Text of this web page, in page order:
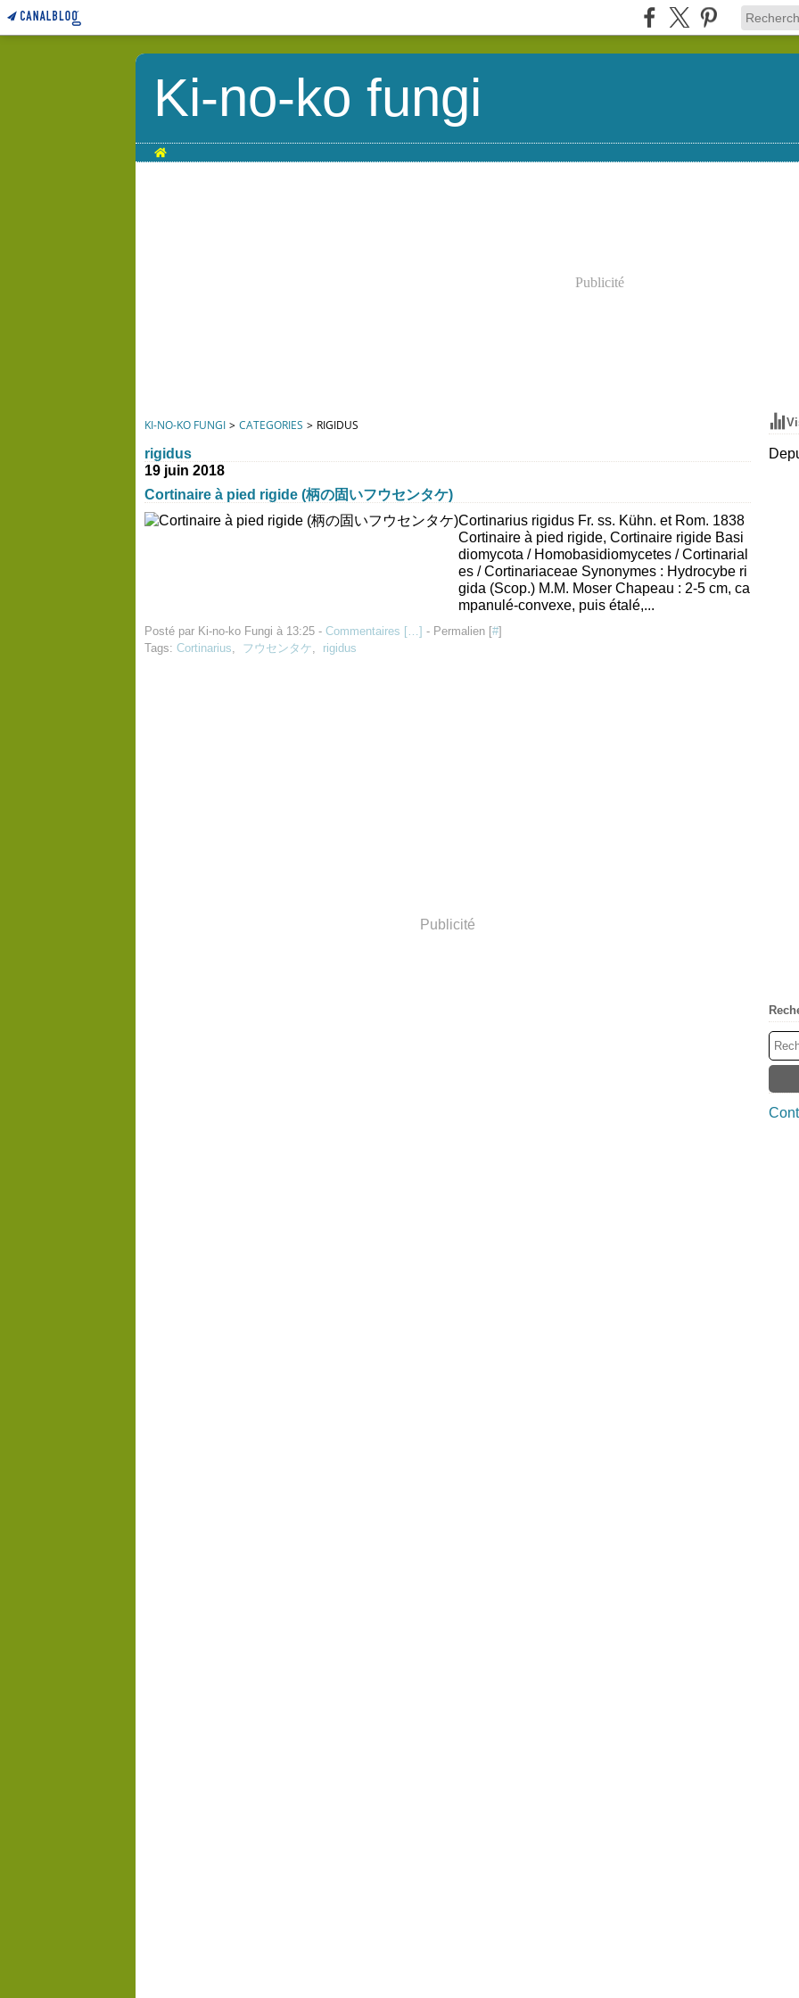
Ki-no-ko fungi
Home
Publicité
KI-NO-KO FUNGI > CATEGORIES > RIGIDUS
rigidus
19 juin 2018
Cortinaire à pied rigide (柄の固いフウセンタケ)
Cortinarius rigidus Fr. ss. Kühn. et Rom. 1838
Cortinaire à pied rigide, Cortinaire rigide Basi
diomycota / Homobasidiomycetes / Cortinarial
es / Cortinariaceae Synonymes : Hydrocybe ri
gida (Scop.) M.M. Moser Chapeau : 2-5 cm, ca
mpanulé-convexe, puis étalé,...
Posté par Ki-no-ko Fungi à 13:25 - Commentaires […] - Permalien [#]
Tags: Cortinarius, フウセンタケ, rigidus
Publicité